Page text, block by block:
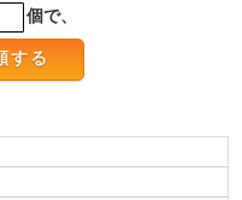
個で、